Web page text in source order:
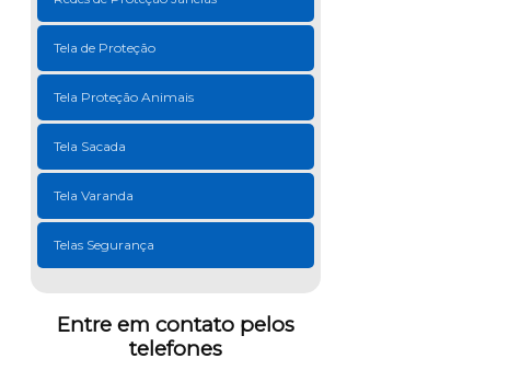
Tela de Proteção
Tela Proteção Animais
Tela Sacada
Tela Varanda
Telas Segurança
Entre em contato pelos
telefones